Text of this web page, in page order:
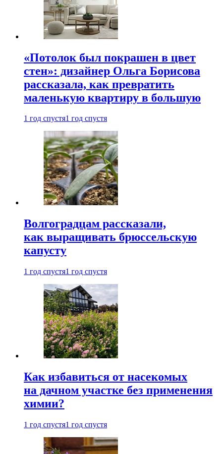
«Потолок был покрашен в цвет
стен»: дизайнер Ольга Борисова
рассказала, как превратить
маленькую квартиру в большую
1 год спустя1 год спустя
Волгоградцам рассказали,
как выращивать брюссельскую
капусту
1 год спустя1 год спустя
Как избавиться от насекомых
на дачном участке без применения
химии?
1 год спустя1 год спустя